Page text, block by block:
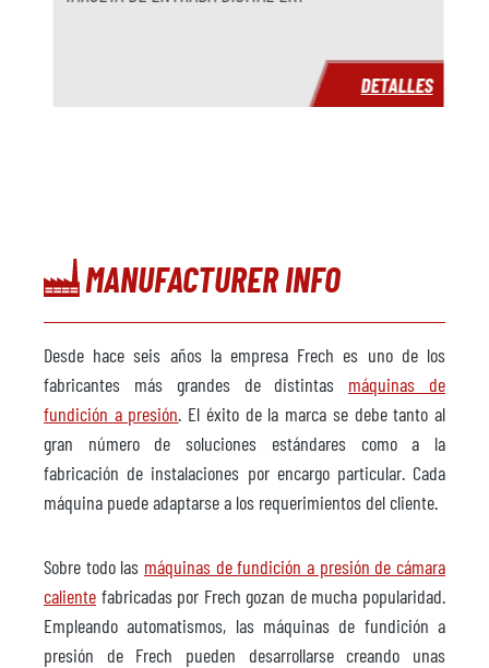
DETALLES
MANUFACTURER INFO
Desde hace seis años la empresa Frech es uno de los
fabricantes más grandes de distintas máquinas de
fundición a presión. El éxito de la marca se debe tanto al
gran número de soluciones estándares como a la
fabricación de instalaciones por encargo particular. Cada
máquina puede adaptarse a los requerimientos del cliente.
Sobre todo las máquinas de fundición a presión de cámara
caliente fabricadas por Frech gozan de mucha popularidad.
Empleando automatismos, las máquinas de fundición a
presión de Frech pueden desarrollarse creando unas